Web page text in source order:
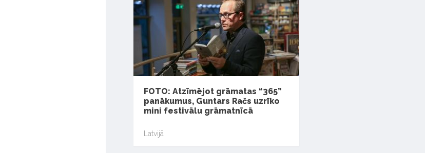
FOTO: Atzīmējot grāmatas “365”
panākumus, Guntars Račs uzrīko
mini festivālu grāmatnīcā
Latvijā